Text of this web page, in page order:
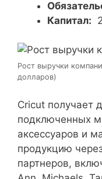
Капитал:
Рост выручки
долларов)
Cricut получает
подключенных
аксессуаров и
продукцию
партнеров,